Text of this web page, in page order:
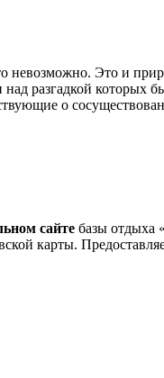
невозможно. Это и
разгадкой которых
о
сайте базы отдыха
карты.